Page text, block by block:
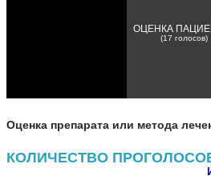
ОЦЕНКА
(17 голосов)
Оценка препарата или метода
КОЛИЧЕСТВО